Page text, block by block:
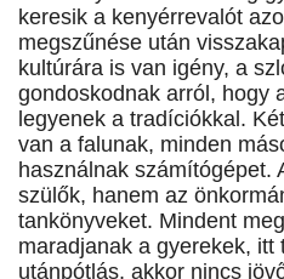
keresik a kenyérrevalót
megszűnése után
kultúrára is van igény, a
gondoskodnak arról, hogy
legyenek a tradíciókkal.
van a falunak, minden
használnak számítógépet.
szülők, hanem az
tankönyveket. Mindent
maradjanak a gyerekek,
utánpótlás, akkor nincs